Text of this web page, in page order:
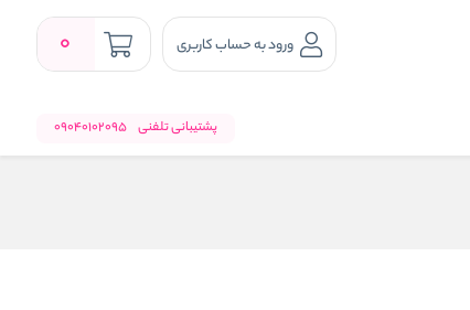
ورود به حساب کاربری 0
پشتیبانی تلفنی 09040102095